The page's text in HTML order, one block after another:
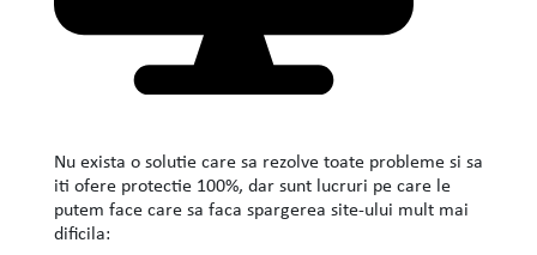
Nu exista o solutie care sa rezolve toate probleme si sa
iti ofere protectie 100%, dar sunt lucruri pe care le
putem face care sa faca spargerea site-ului mult mai
dificila: